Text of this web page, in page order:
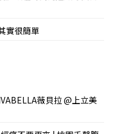
實很簡單
薇貝拉 @上立美